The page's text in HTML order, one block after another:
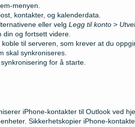
menyen.
kontakter, og kalenderdata.
eller velg Legg til konto >
din og fortsett videre.
til serveren, som krever at du
skal synkroniseres.
for å starte.
iPhone-kontakter til Outlook ved
Sikkerhetskopier iPhone-